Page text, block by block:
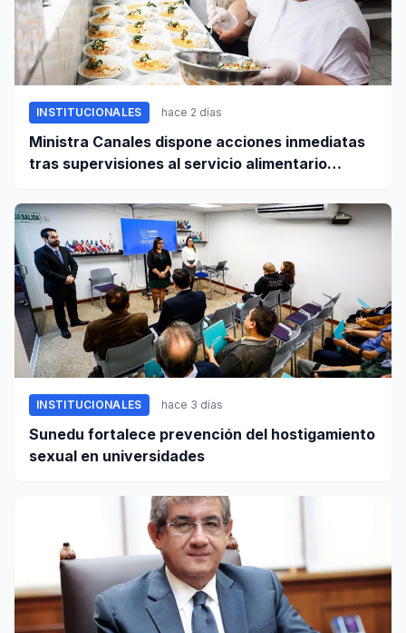
INSTITUCIONALES hace 2 días
Ministra Canales dispone acciones inmediatas
tras supervisiones al servicio alimentario
INSTITUCIONALES hace 3 días
Sunedu fortalece prevención del hostigamiento
sexual en universidades